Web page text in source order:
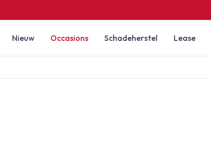
Nieuw Occasions Schadeherstel Lease